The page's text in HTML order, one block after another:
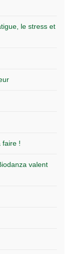
le stress et
faire !
valent